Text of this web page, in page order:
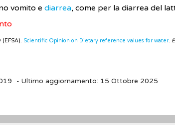
vomito e diarrea, come per la diarrea del
Scientific Opinion on Dietary reference values for water.
- Ultimo aggiornamento: 15 Ottobre 2025